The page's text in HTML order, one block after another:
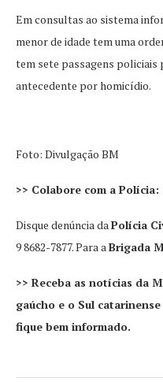
Em consultas ao sistema
menor de idade tem uma
tem sete passagens
antecedente por homicídio.
Foto: Divulgação BM
>> Colabore com a Polícia:
Disque denúncia daPolícia
9 8682-7877. Para aBrigada
>> Receba as notícias da
gaúcho e o Sul
fique bem informado.